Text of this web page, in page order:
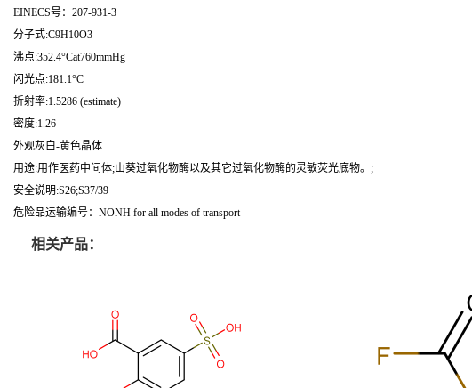
EINECS号：207-931-3
分子式:C9H10O3
沸点:352.4°Cat760mmHg
闪光点:181.1°C
折射率:1.5286 (estimate)
密度:1.26
外观灰白-黄色晶体
用途:用作医药中间体;山葵过氧化物酶以及其它过氧化物酶的灵敏荧光底物。;
安全说明:S26;S37/39
危险品运输编号：NONH for all modes of transport
相关产品：